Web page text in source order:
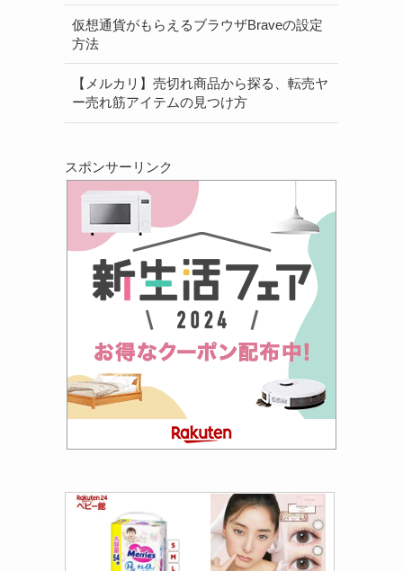
仮想通貨がもらえるブラウザBraveの設定
方法
【メルカリ】売切れ商品から探る、転売ヤ
ー売れ筋アイテムの見つけ方
スポンサーリンク